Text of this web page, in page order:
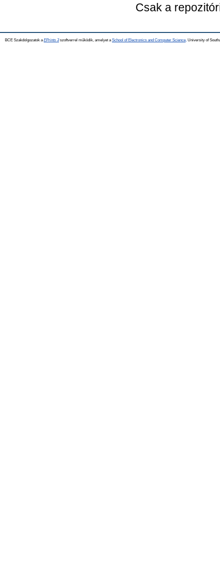
Csak a
BCE Szakdolgozatok a EPrints 3szoftverrel működik, amelyet a School of Electronics and Computer Science, University of